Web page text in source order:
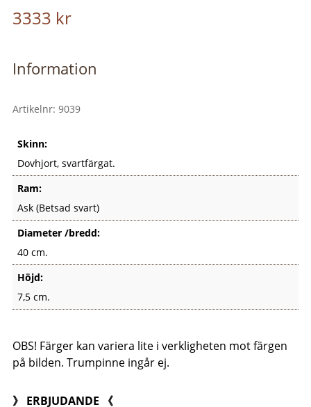
3333 kr
Information
Artikelnr: 9039
Skinn:
Dovhjort, svartfärgat.
Ram:
Ask (Betsad svart)
Diameter /bredd:
40 cm.
Höjd:
7,5 cm.
OBS! Färger kan variera lite i verkligheten mot färgen
på bilden. Trumpinne ingår ej.
》 ERBJUDANDE 《